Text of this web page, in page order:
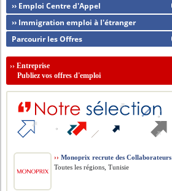
›› Emploi Centre d'Appel
›› Immigration emploi à l'étranger
Parcourir les Offres
››Entreprise
Publiez vos offres d'emploi
›› Monoprix recrute des Collaborateurs
Toutes les régions, Tunisie